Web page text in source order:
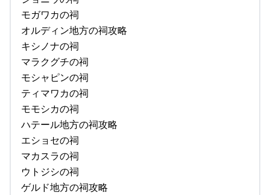
モガワカの祠
オルディン地方の祠攻略
キシノナの祠
マラクグチの祠
モシャピンの祠
ティマワカの祠
モモシカの祠
ハテール地方の祠攻略
エショセの祠
マカスラの祠
ウトジシの祠
ゲルド地方の祠攻略